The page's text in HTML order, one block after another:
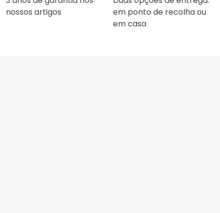
nossos artigos
em ponto de recolha ou
em casa